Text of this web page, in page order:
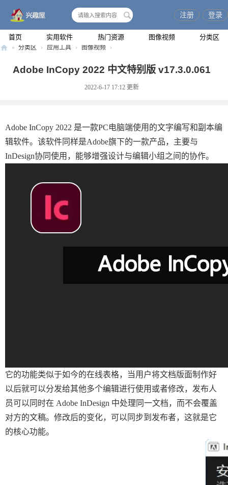
首页 实用软件 热门资源 图像视频 分类区
注册 登录
» 分类区 › 应用工具 › 图像视频 ›
Adobe InCopy 2022 中文特别版 v17.3.0.061
2022-6-17 17:12 更新
Adobe InCopy 2022 是一款PC电脑端使用的文字编写和副本编
辑软件。该软件同样是Adobe旗下的一款产品，主要与
InDesign协同使用，能够增强设计与编辑小组之间的协作。
它的功能类似于如今的在线表格，当用户将文档版面制作好
以后就可以分发给其他多个编辑进行使用或者修改，发布人
员可以同时在 Adobe InDesign 中处理同一文档，而不会覆盖
对方的文稿。修改后的变化，可以同步到发布者，这就是它
的核心功能。